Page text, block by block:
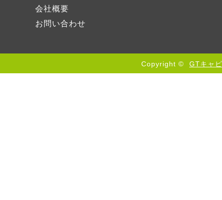
会社概要
お問い合わせ
Copyright © GTキャ